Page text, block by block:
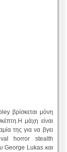
βρίσκεται μόνη
μάχη είναι
της για να βγει
horror stealth
George Lukas και